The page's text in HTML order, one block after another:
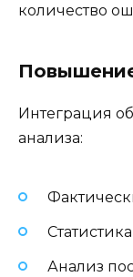
количество
Интеграция
анализа:
Анализ